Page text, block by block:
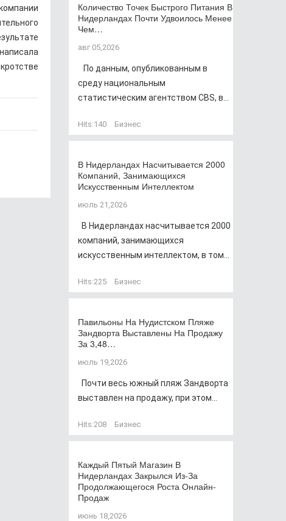
Количество Точек Быстрого Питания В
Нидерландах Почти Удвоилось Менее
Чем…
авг 05,2026
По данным, опубликованным в
среду национальным
статистическим агентством CBS, в...
Hits:140 Бизнес
В Нидерландах Насчитывается 2000
Компаний, Занимающихся
Искусственным Интеллектом
июль 21,2026
В Нидерландах насчитывается 2000
компаний, занимающихся
искусственным интеллектом, в том...
Hits:225 Бизнес
Павильоны На Нудистском Пляже
Зандворта Выставлены На Продажу
За 3,48…
июль 19,2026
Почти весь южный пляж Зандворта
выставлен на продажу, при этом...
Hits:208 Бизнес
Каждый Пятый Магазин В
Нидерландах Закрылся Из-За
Продолжающегося Роста Онлайн-
Продаж
июнь 18,2026